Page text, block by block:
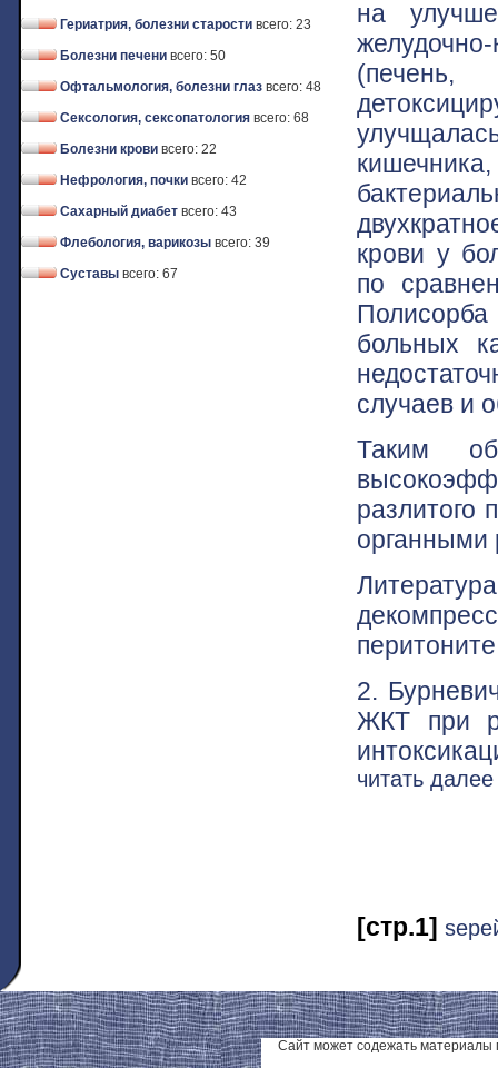
Гериатрия, болезни старости всего: 23
Болезни печени всего: 50
Офтальмология, болезни глаз всего: 48
Сексология, сексопатология всего: 68
Болезни крови всего: 22
Нефрология, почки всего: 42
Сахарный диабет всего: 43
Флебология, варикозы всего: 39
Суставы всего: 67
на
крови у
по
Полисорба
больных
случаев и
Таким
разлитого
органными
2.
ЖКТ при
читать
[стр.1]
Сайт может содежать материалы